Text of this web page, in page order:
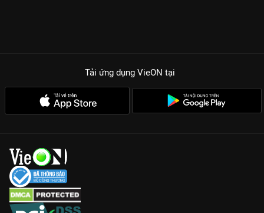
Tải ứng dụng VieON tại